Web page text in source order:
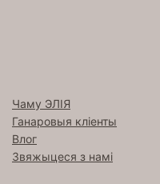
Чаму ЭЛІЯ
Ганаровыя кліенты
Влог
Звяжыцеся з намі